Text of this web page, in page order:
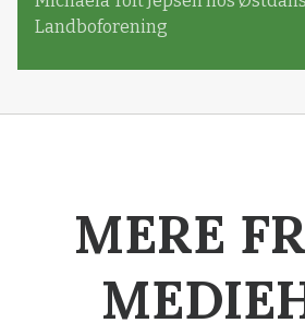
Landboforening
MERE